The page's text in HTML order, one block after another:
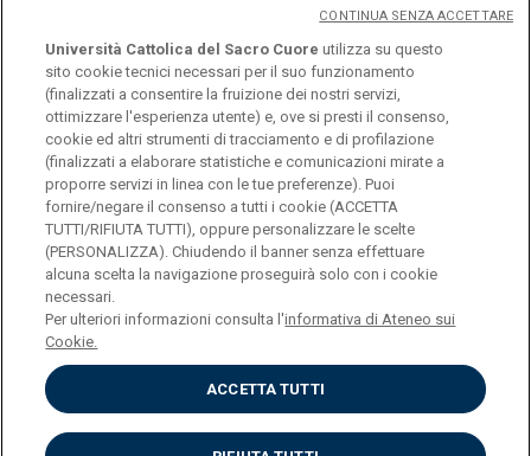
© Università Cattolica del Sacro Cuore
Largo A. Gemelli 1, 20123 Milano
PI 02133120150
ENGLISH
Privacy
Accessibilità
Università Cattolica del Sacro Cuore utilizza su questo
sito cookie tecnici necessari per il suo funzionamento
(finalizzati a consentire la fruizione dei nostri servizi,
ottimizzare l'esperienza utente) e, ove si presti il consenso,
cookie ed altri strumenti di tracciamento e di profilazione
(finalizzati a elaborare statistiche e comunicazioni mirate a
proporre servizi in linea con le tue preferenze). Puoi
fornire/negare il consenso a tutti i cookie (ACCETTA
TUTTI/RIFIUTA TUTTI), oppure personalizzare le scelte
(PERSONALIZZA). Chiudendo il banner senza effettuare
alcuna scelta la navigazione proseguirà solo con i cookie
necessari.
Per ulteriori informazioni consulta l'informativa di Ateneo sui
Cookie.
ACCETTA TUTTI
CONTINUA SENZA ACCETTARE